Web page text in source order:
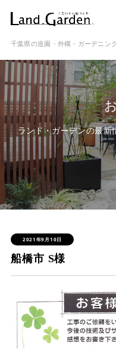
ランド・ガーデンとは
モデルガーデン
施工事例
保証と約束・ご理解い
施工の流れ
よくある質問
会社概要
スタッフ紹介
プライバシーポリシー
千葉県の造園・外構・ガーデニン
ランド・ガーデンの最新
2021年9月10日
船橋市 S様